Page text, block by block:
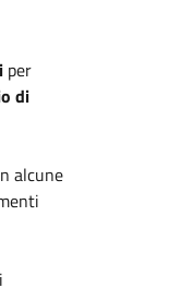
per
di
alcune